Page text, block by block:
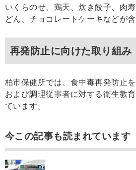
いくらのせ、鶏天、炊き餃子、肉
どん、チョコレートケーキなどが
再発防止に向けた取り組み
柏市保健所では、食中毒再発防止
および調理従事者に対する衛生教
ています。
今この記事も読まれています